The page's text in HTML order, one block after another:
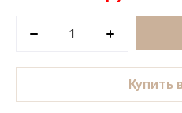
Купить